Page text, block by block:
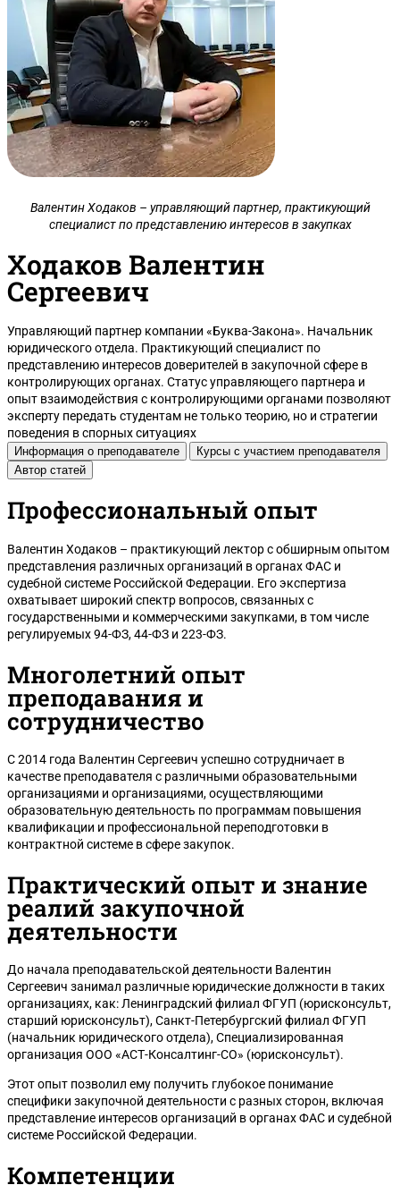
Ульяновск
Валентин Ходаков – управляющий партнер, практикующий
специалист по представлению интересов в закупках
Ходаков Валентин
Сергеевич
Управляющий партнер компании «Буква-Закона». Начальник
юридического отдела. Практикующий специалист по
представлению интересов доверителей в закупочной сфере в
контролирующих органах. Статус управляющего партнера и
опыт взаимодействия с контролирующими органами позволяют
эксперту передать студентам не только теорию, но и стратегии
поведения в спорных ситуациях
Информация о преподавателе
Курсы с участием преподавателя
Автор статей
Профессиональный опыт
Валентин Ходаков – практикующий лектор с обширным опытом
представления различных организаций в органах ФАС и
судебной системе Российской Федерации. Его экспертиза
охватывает широкий спектр вопросов, связанных с
государственными и коммерческими закупками, в том числе
регулируемых 94-ФЗ, 44-ФЗ и 223-ФЗ.
Многолетний опыт
преподавания и
сотрудничество
С 2014 года Валентин Сергеевич успешно сотрудничает в
качестве преподавателя с различными образовательными
организациями и организациями, осуществляющими
образовательную деятельность по программам повышения
квалификации и профессиональной переподготовки в
контрактной системе в сфере закупок.
Практический опыт и знание
реалий закупочной
деятельности
До начала преподавательской деятельности Валентин
Сергеевич занимал различные юридические должности в таких
организациях, как: Ленинградский филиал ФГУП (юрисконсульт,
старший юрисконсульт), Санкт-Петербургский филиал ФГУП
(начальник юридического отдела), Специализированная
организация ООО «АСТ-Консалтинг-СО» (юрисконсульт).
Этот опыт позволил ему получить глубокое понимание
специфики закупочной деятельности с разных сторон, включая
представление интересов организаций в органах ФАС и судебной
системе Российской Федерации.
Компетенции